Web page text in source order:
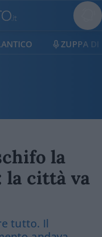
ZUPPA DI
la
la città va
tutto. Il